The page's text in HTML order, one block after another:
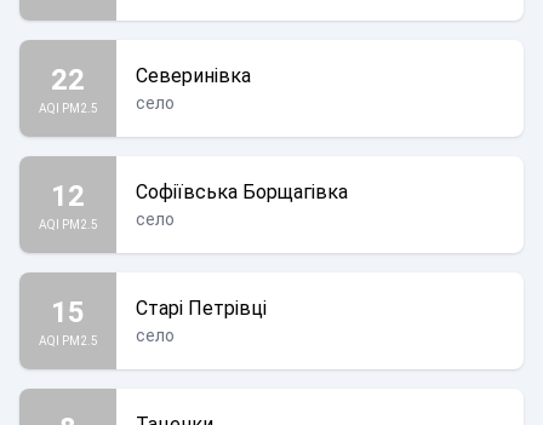
22
AQI PM2.5
Северинівка
село
12
AQI PM2.5
Софіївська Борщагівка
село
15
AQI PM2.5
Старі Петрівці
село